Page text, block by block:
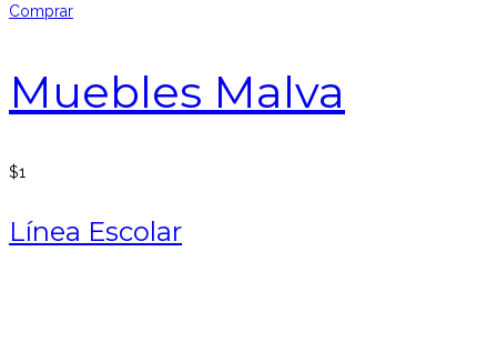
Comprar
Muebles Malva
$1
Línea Escolar